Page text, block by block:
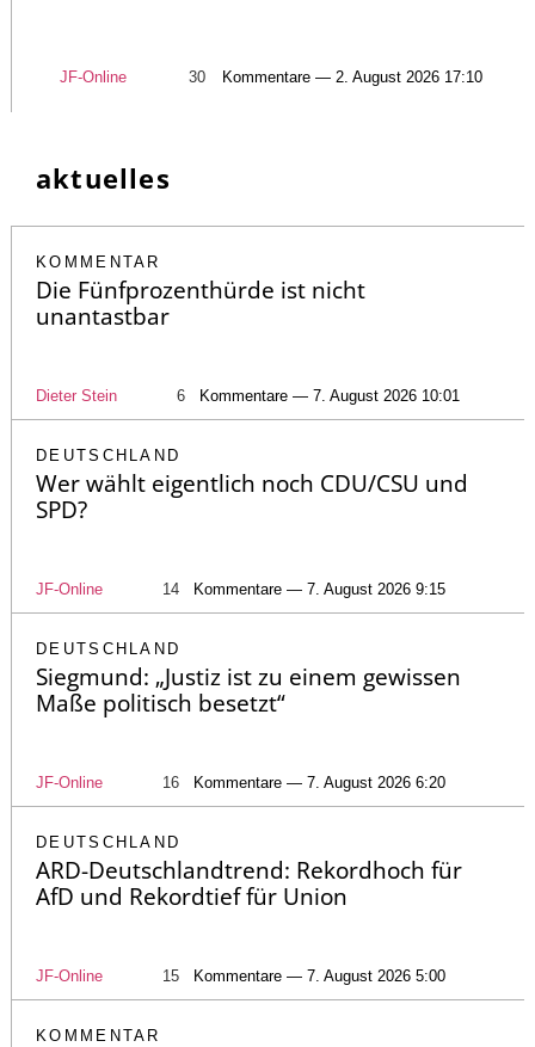
JF-Online 30 Kommentare — 2. August 2026 17:10
aktuelles
KOMMENTAR
Die Fünfprozenthürde ist nicht
unantastbar
Dieter Stein 6 Kommentare — 7. August 2026 10:01
DEUTSCHLAND
Wer wählt eigentlich noch CDU/CSU und
SPD?
JF-Online 14 Kommentare — 7. August 2026 9:15
DEUTSCHLAND
Siegmund: „Justiz ist zu einem gewissen
Maße politisch besetzt“
JF-Online 16 Kommentare — 7. August 2026 6:20
DEUTSCHLAND
ARD-Deutschlandtrend: Rekordhoch für
AfD und Rekordtief für Union
JF-Online 15 Kommentare — 7. August 2026 5:00
KOMMENTAR